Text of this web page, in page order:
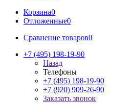
Корзина0
Отложенные0
Сравнение товаров0
+7 (495) 198-19-90
Назад
Телефоны
+7 (495) 198-19-90
+7 (920) 909-26-90
Заказать звонок